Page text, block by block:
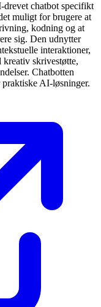
chatbot specifikt
muligt for brugere at
kodning og at
sig. Den udnytter
interaktioner,
skrivestøtte,
Chatbotten
praktiske AI-løsninger.